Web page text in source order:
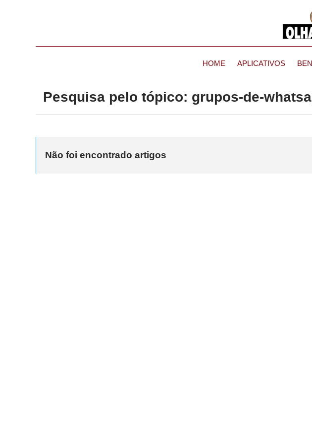
HOME APLICATIVOS
Pesquisa pelo tópico: grupos-de-
Não foi encontrado artigos